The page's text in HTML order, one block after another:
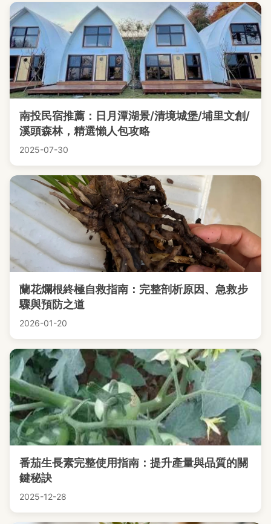
南投民宿推薦：日月潭湖景/清境城堡/埔里文創/
溪頭森林，精選懶人包攻略
2025-07-30
蘭花爛根終極自救指南：完整剖析原因、急救步
驟與預防之道
2026-01-20
番茄生長素完整使用指南：提升產量與品質的關
鍵秘訣
2025-12-28